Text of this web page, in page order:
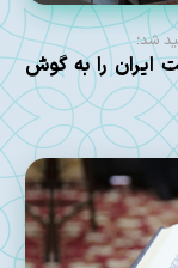
شد؛
ایران را به گوش